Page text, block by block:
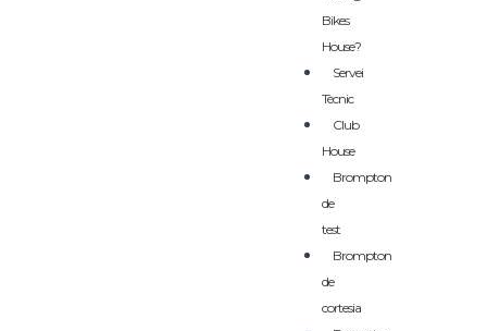
Bikes
House?
Servei
Tècnic
Club
House
Brompton
de
test
Brompton
de
cortesia